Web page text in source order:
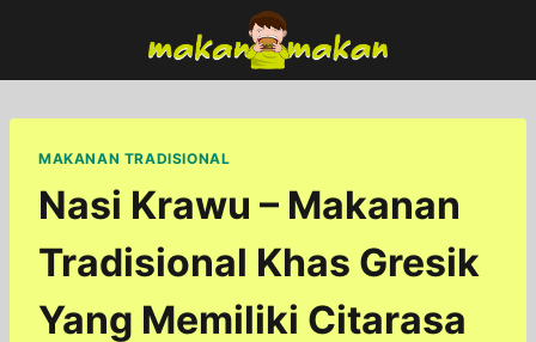
content
MAKANAN TRADISIONAL
Nasi Krawu – Makanan
Tradisional Khas Gresik
Yang Memiliki Citarasa